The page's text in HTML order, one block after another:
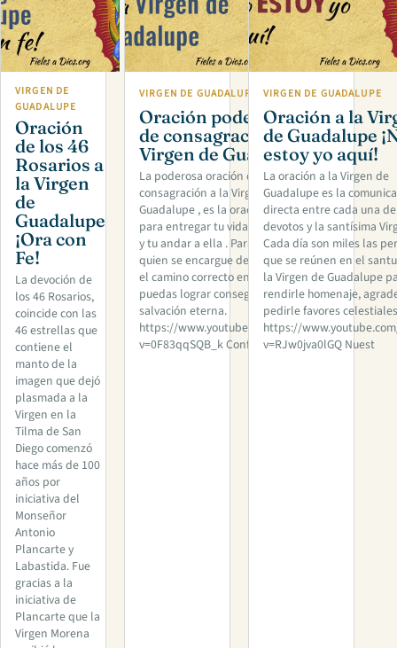
VIRGEN DE
GUADALUPE
Oración
de los 46
Rosarios a
la Virgen
de
Guadalupe
¡Ora con
Fe!
La devoción de
los 46 Rosarios,
coincide con las
46 estrellas que
contiene el
manto de la
imagen que dejó
plasmada a la
Virgen en la
Tilma de San
Diego comenzó
hace más de 100
años por
iniciativa del
Monseñor
Antonio
Plancarte y
Labastida. Fue
gracias a la
iniciativa de
Plancarte que la
Virgen Morena
VIRGEN DE GUADALUPE
Oración poderosa
de consagración a la
Virgen de Guadalupe
La poderosa oración de
consagración a la Virgen de
Guadalupe , es la oración ideal
para entregar tu vida, tu corazón
y tu andar a ella . Para que sea
quien se encargue de llevarte por
el camino correcto en tu vida y así
puedas lograr conseguir la
salvación eterna.
https://www.youtube.com/watch?
v=0F83qqSQB_k Confía en e
VIRGEN DE GUADALUPE
Oración a la
de Guadalupe
estoy yo aquí!
La oración a la Virgen de
Guadalupe es la
directa entre cada una
devotos y la santísima
Cada día son miles las
que se reúnen en el
la Virgen de Guadalupe
rendirle homenaje,
pedirle favores
https://
v=RJw0jva0lGQ Nuest